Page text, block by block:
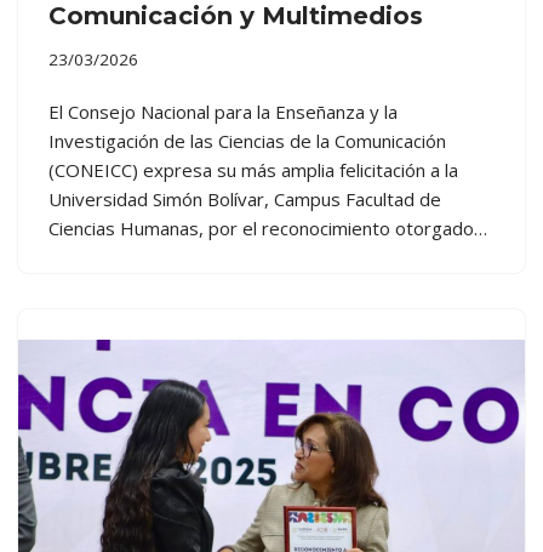
Comunicación y Multimedios
23/03/2026
El Consejo Nacional para la Enseñanza y la
Investigación de las Ciencias de la Comunicación
(CONEICC) expresa su más amplia felicitación a la
Universidad Simón Bolívar, Campus Facultad de
Ciencias Humanas, por el reconocimiento otorgado…